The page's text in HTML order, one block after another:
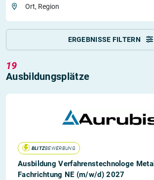
Ort, Region
ERGEBNISSE FILTERN
19
Ausbildungsplätze
BLITZBEWERBUNG
Ausbildung Verfahrenstechnologe Metall
Fachrichtung NE (m/w/d) 2027